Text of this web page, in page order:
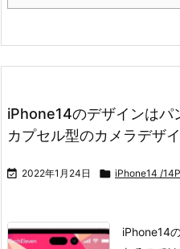
iPhone14のデザインはパ
カプセル型のカメラデザ
 2022年1月24日  iPhone14 /
iPhone14